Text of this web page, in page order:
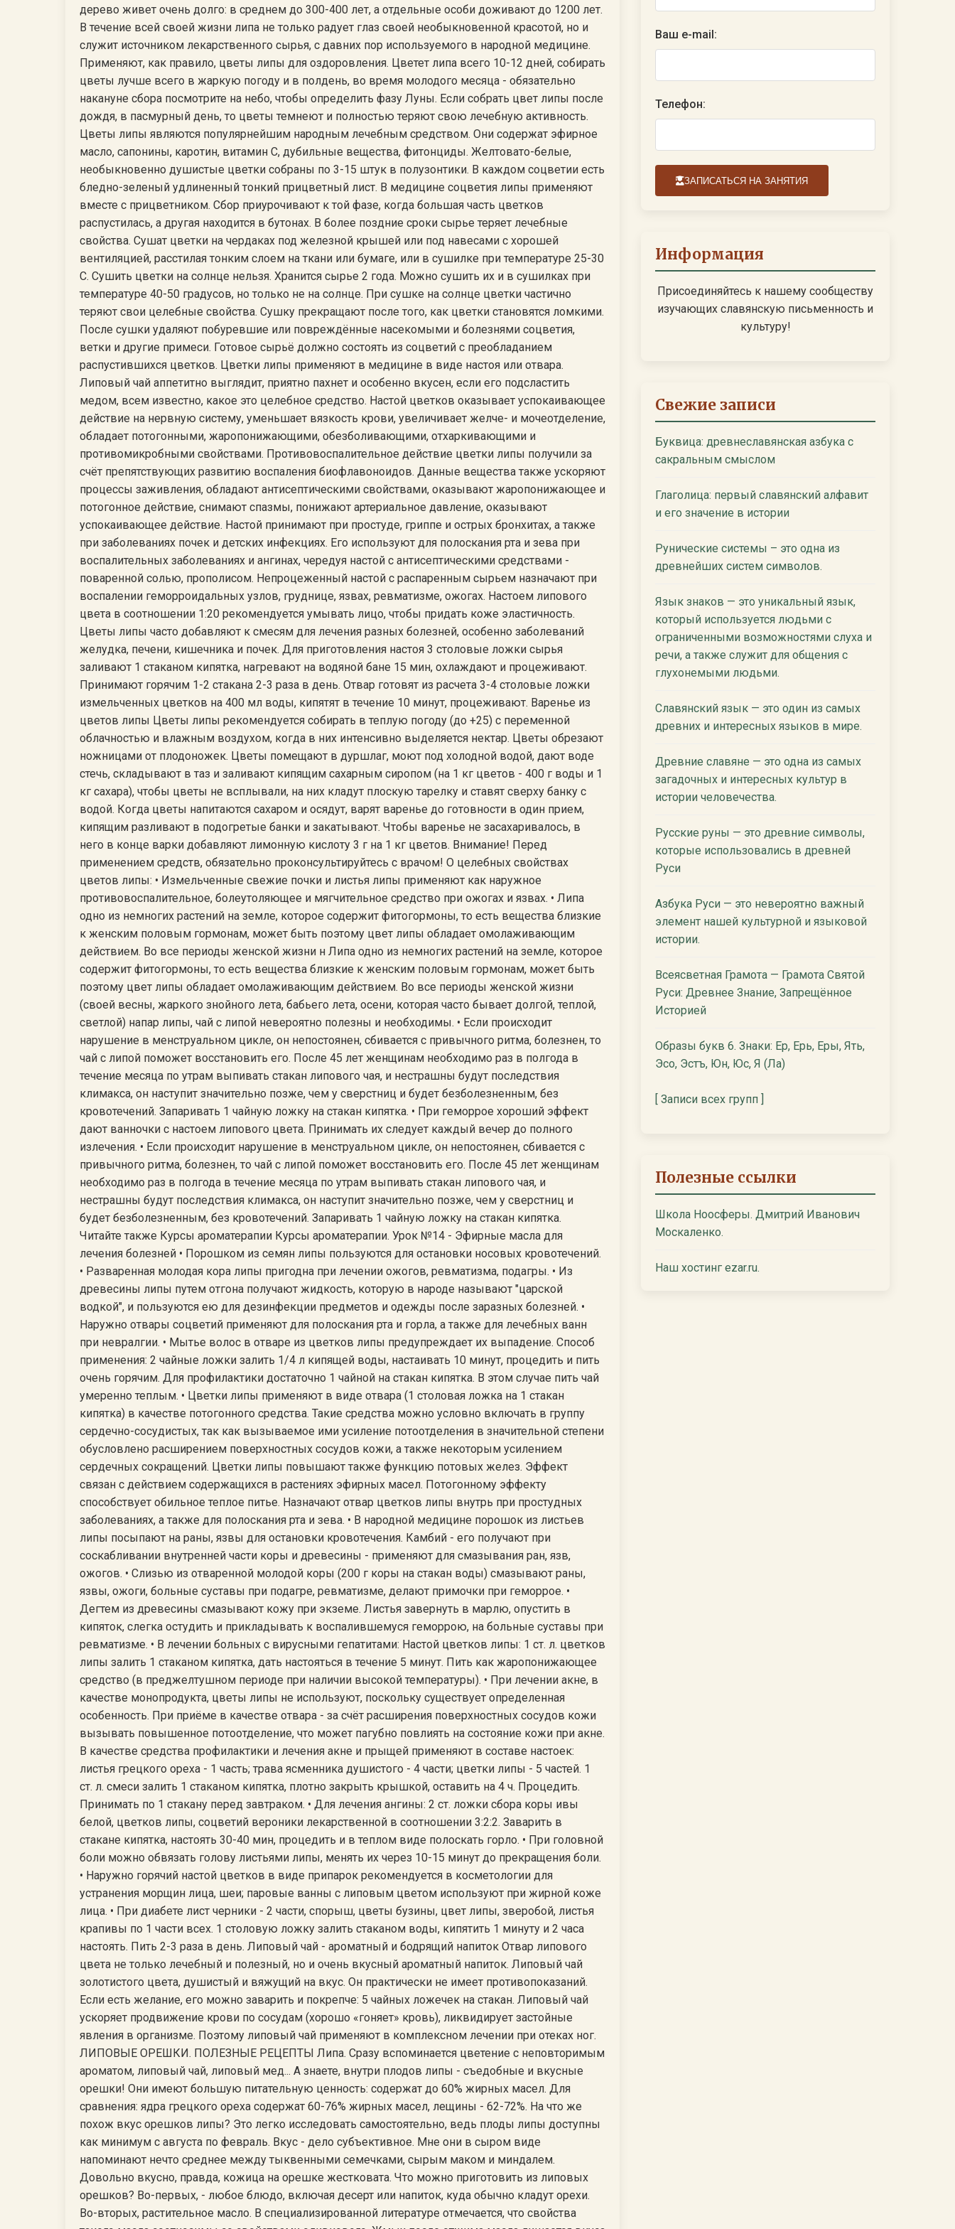
Ваш e-mail:
Телефон:
ЗАПИСАТЬСЯ НА ЗАНЯТИЯ
Информация
Присоединяйтесь к нашему сообществу
изучающих славянскую письменность и
культуру!
Свежие записи
Буквица: древнеславянская азбука с
сакральным смыслом
Глаголица: первый славянский алфавит
и его значение в истории
Рунические системы – это одна из
древнейших систем символов.
Язык знаков — это уникальный язык,
который используется людьми с
ограниченными возможностями слуха и
речи, а также служит для общения с
глухонемыми людьми.
Славянский язык — это один из самых
древних и интересных языков в мире.
Древние славяне — это одна из самых
загадочных и интересных культур в
истории человечества.
Русские руны — это древние символы,
которые использовались в древней
Руси
Азбука Руси — это невероятно важный
элемент нашей культурной и языковой
истории.
Всеясветная Грамота — Грамота Святой
Руси: Древнее Знание, Запрещённое
Историей
Образы букв 6. Знаки: Ер, Ерь, Еры, Ять,
Эсо, Эстъ, Юн, Юс, Я (Ла)
[ Записи всех групп ]
Полезные ссылки
Школа Ноосферы. Дмитрий Иванович
Москаленко.
Наш хостинг ezar.ru.